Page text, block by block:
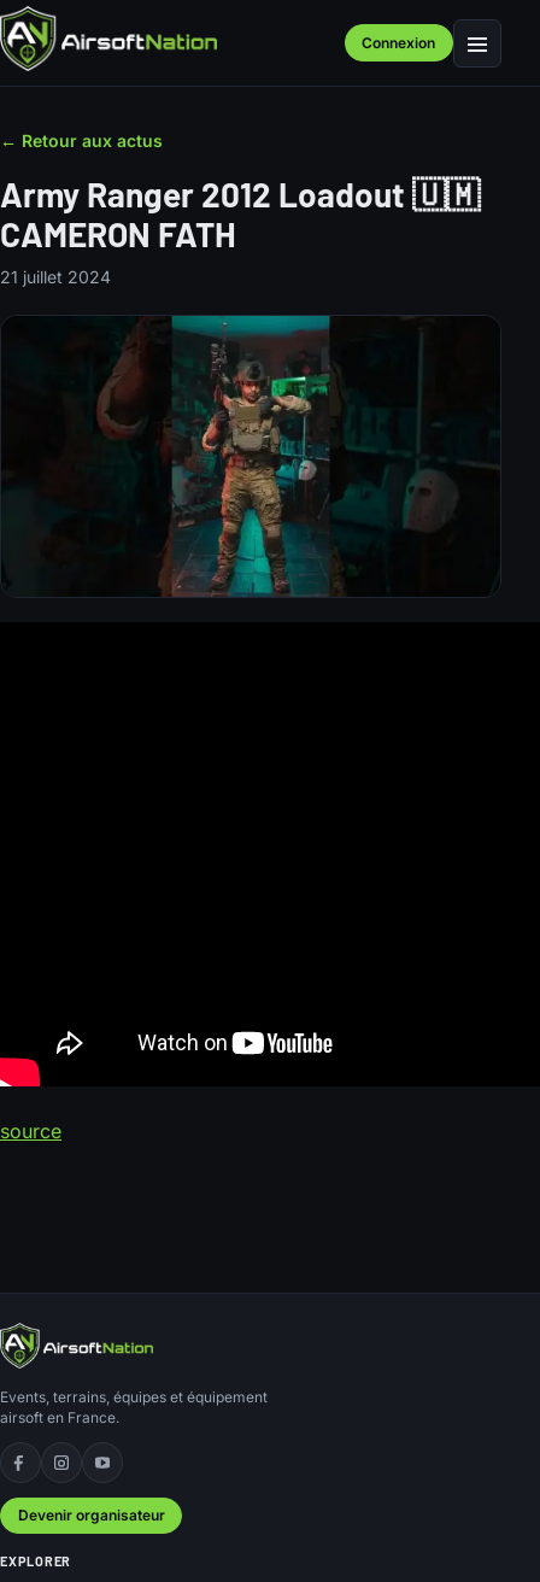
Connexion Menu
← Retour aux actus
Army Ranger 2012 Loadout 🇺🇲
CAMERON FATH
21 juillet 2024
source
Events, terrains, équipes et équipement
airsoft en France.
Facebook
Instagram
YouTube
Devenir organisateur
EXPLORER